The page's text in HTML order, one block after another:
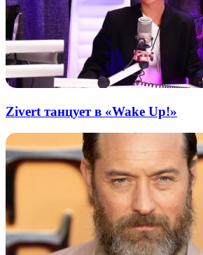
Zivert танцует в «Wake Up!»